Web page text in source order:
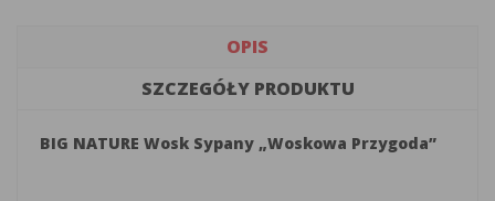
OPIS
SZCZEGÓŁY PRODUKTU
BIG NATURE Wosk Sypany „Woskowa Przygoda”